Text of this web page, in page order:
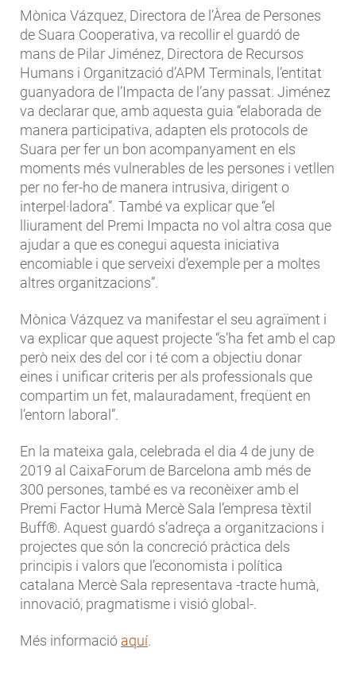
Mònica Vázquez, Directora de l’Àrea de Persones
de Suara Cooperativa, va recollir el guardó de
mans de Pilar Jiménez, Directora de Recursos
Humans i Organització d’APM Terminals, l’entitat
guanyadora de l’Impacta de l’any passat. Jiménez
va declarar que, amb aquesta guia “elaborada de
manera participativa, adapten els protocols de
Suara per fer un bon acompanyament en els
moments més vulnerables de les persones i vetllen
per no fer-ho de manera intrusiva, dirigent o
interpel·ladora”. També va explicar que “el
lliurament del Premi Impacta no vol altra cosa que
ajudar a que es conegui aquesta iniciativa
encomiable i que serveixi d’exemple per a moltes
altres organitzacions”.
Mònica Vázquez va manifestar el seu agraïment i
va explicar que aquest projecte “s’ha fet amb el cap
però neix des del cor i té com a objectiu donar
eines i unificar criteris per als professionals que
compartim un fet, malauradament, freqüent en
l’entorn laboral”.
En la mateixa gala, celebrada el dia 4 de juny de
2019 al CaixaForum de Barcelona amb més de
300 persones, també es va reconèixer amb el
Premi Factor Humà Mercè Sala l’empresa tèxtil
Buff®. Aquest guardó s’adreça a organitzacions i
projectes que són la concreció pràctica dels
principis i valors que l’economista i política
catalana Mercè Sala representava -tracte humà,
innovació, pragmatisme i visió global-.
Més informació aquí.